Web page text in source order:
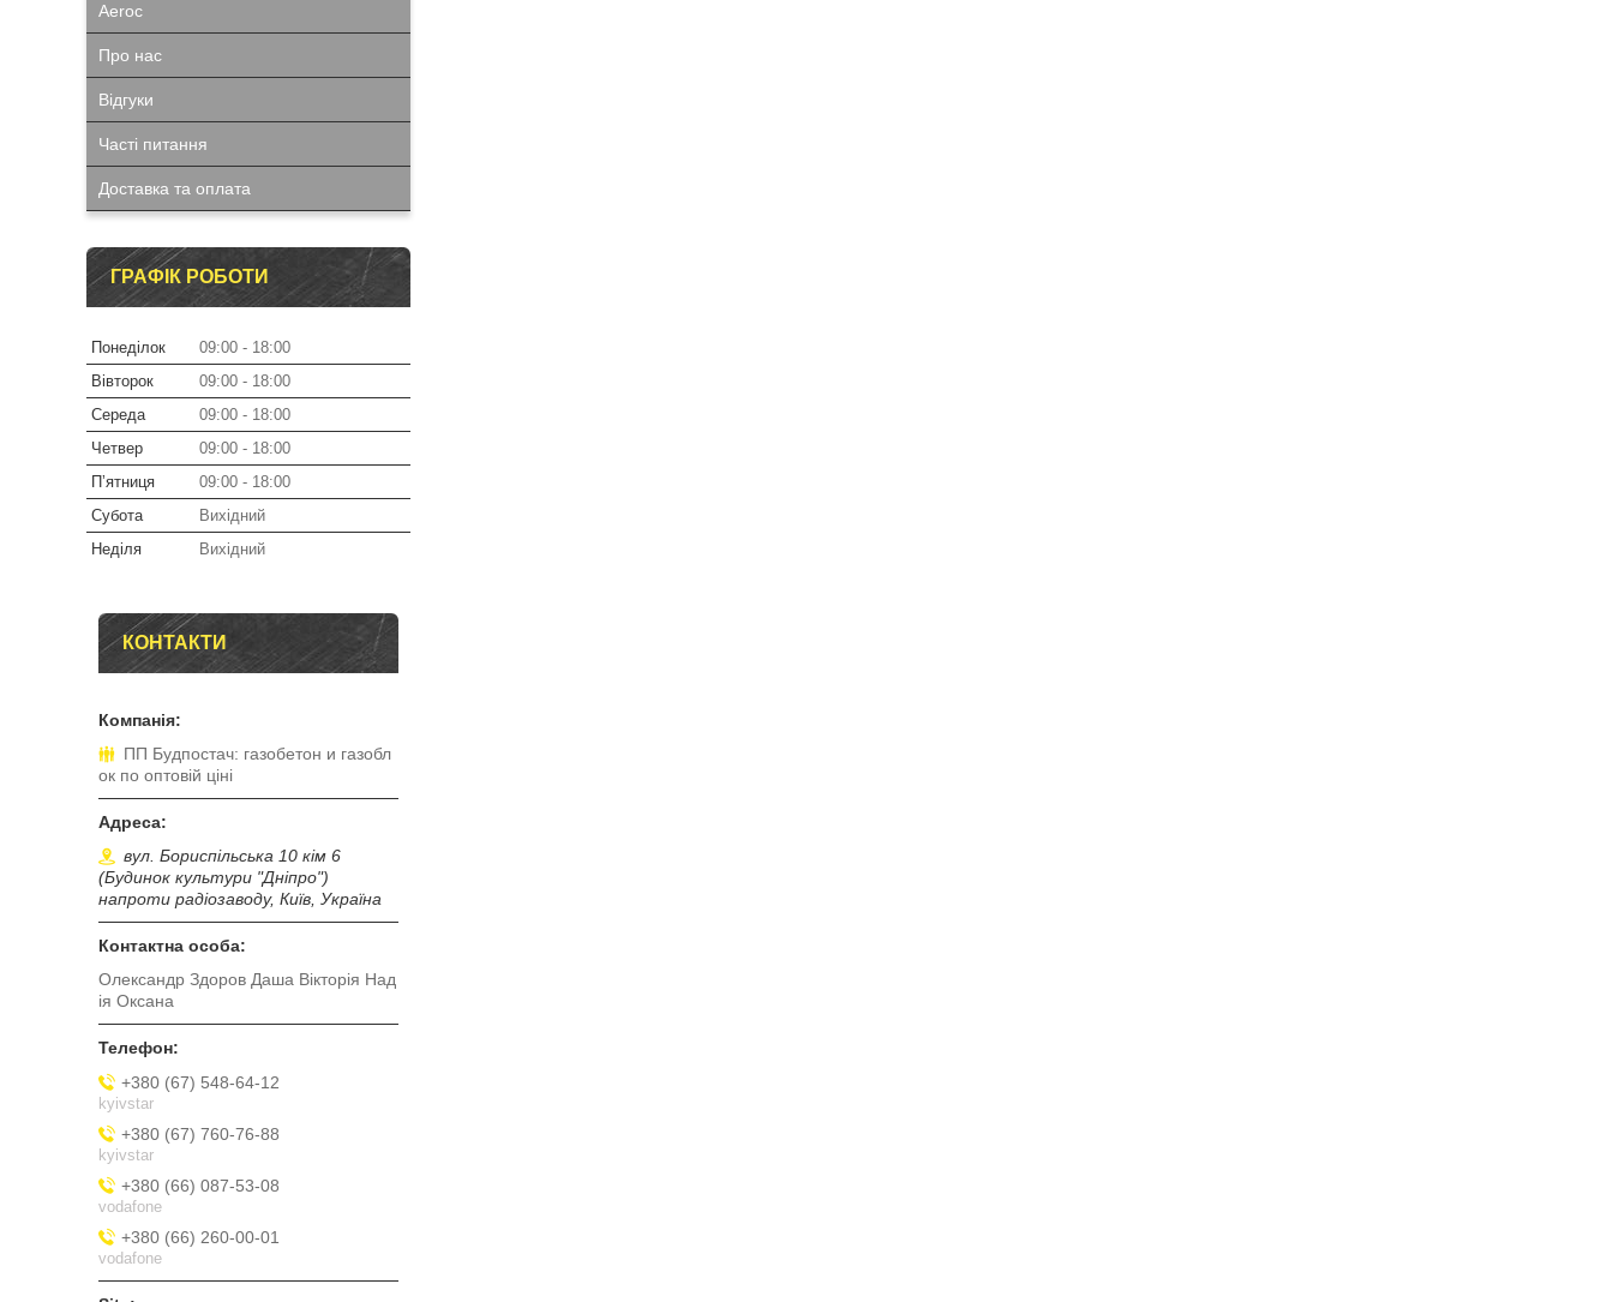
Aeroc
Про нас
Відгуки
Часті питання
Доставка та оплата
ГРАФІК РОБОТИ
Понеділок 09:00
18:00
Вівторок
09:00
18:00
Середа
09:00
18:00
Четвер
09:00
18:00
Пʼятниця
09:00
18:00
Субота
Вихідний
Неділя
Вихідний
КОНТАКТИ
ПП Будпостач: газобетон и газобл
ок по оптовій ціні
вул. Бориспільська 10 кім 6
(Будинок культури "Дніпро")
напроти радіозаводу, Київ, Україна
Олександр Здоров Даша Вікторія Над
ія Оксана
+380 (67) 548-64-12
kyivstar
+380 (67) 760-76-88
kyivstar
+380 (66) 087-53-08
vodafone
+380 (66) 260-00-01
vodafone